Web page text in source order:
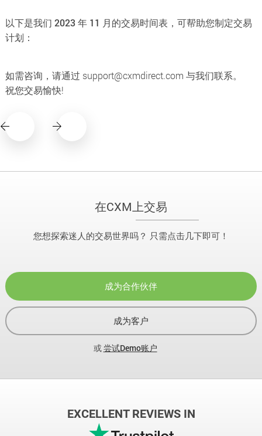
以下是我们 2023 年 11 月的交易时间表，可帮助您制定交易
计划：
如需咨询，请通过 support@cxmdirect.com 与我们联系。
祝您交易愉快!
在CXM上交易
您想探索迷人的交易世界吗？ 只需点击几下即可！
成为合作伙伴
成为客户
或尝试Demo账户
EXCELLENT REVIEWS IN